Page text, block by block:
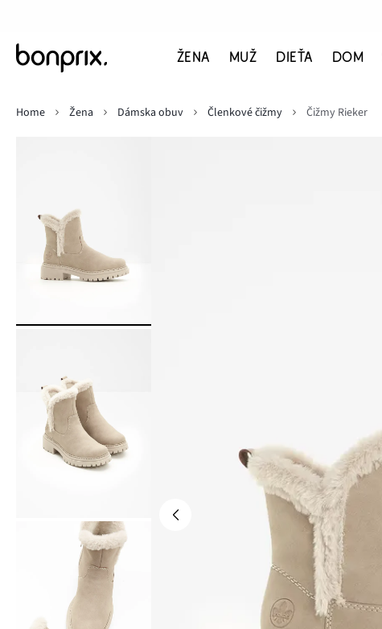
ŽENA MUŽ DIEŤA DOM
Home
Žena Dámska obuv Členkové čižmy Čižmy Rieker